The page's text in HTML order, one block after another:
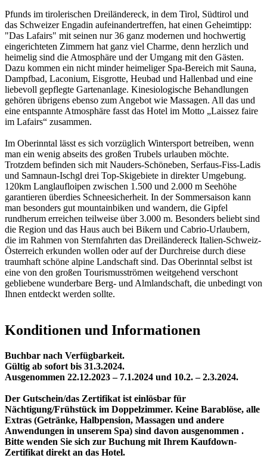
Pfunds im tirolerischen Dreiländereck, in dem Tirol, Südtirol und
das Schweizer Engadin aufeinandertreffen, hat einen Geheimtipp:
"Das Lafairs" mit seinen nur 36 ganz modernen und hochwertig
eingerichteten Zimmern hat ganz viel Charme, denn herzlich und
heimelig sind die Atmosphäre und der Umgang mit den Gästen.
Dazu kommen ein nicht minder heimeliger Spa-Bereich mit Sauna,
Dampfbad, Laconium, Eisgrotte, Heubad und Hallenbad und eine
liebevoll gepflegte Gartenanlage. Kinesiologische Behandlungen
gehören übrigens ebenso zum Angebot wie Massagen. All das und
eine entspannte Atmosphäre fasst das Hotel im Motto „Laissez faire
im Lafairs“ zusammen.
Im Oberinntal lässt es sich vorzüglich Wintersport betreiben, wenn
man ein wenig abseits des großen Trubels urlauben möchte.
Trotzdem befinden sich mit Nauders-Schöneben, Serfaus-Fiss-Ladis
und Samnaun-Ischgl drei Top-Skigebiete in direkter Umgebung.
120km Langlaufloipen zwischen 1.500 und 2.000 m Seehöhe
garantieren überdies Schneesicherheit. In der Sommersaison kann
man besonders gut mountainbiken und wandern, die Gipfel
rundherum erreichen teilweise über 3.000 m. Besonders beliebt sind
die Region und das Haus auch bei Bikern und Cabrio-Urlaubern,
die im Rahmen von Sternfahrten das Dreiländereck Italien-Schweiz-
Österreich erkunden wollen oder auf der Durchreise durch diese
traumhaft schöne alpine Landschaft sind. Das Oberinntal selbst ist
eine von den großen Tourismusströmen weitgehend verschont
gebliebene wunderbare Berg- und Almlandschaft, die unbedingt von
Ihnen entdeckt werden sollte.
Konditionen und Informationen
Buchbar nach Verfügbarkeit.
Gültig ab sofort bis 31.3.2024.
Ausgenommen 22.12.2023 – 7.1.2024 und 10.2. – 2.3.2024.
Der Gutschein/das Zertifikat ist einlösbar für
Nächtigung/Frühstück im Doppelzimmer. Keine Barablöse, alle
Extras (Getränke, Halbpension, Massagen und andere
Anwendungen in unserem Spa) sind davon ausgenommen .
Bitte wenden Sie sich zur Buchung mit Ihrem Kaufdown-
Zertifikat direkt an das Hotel.